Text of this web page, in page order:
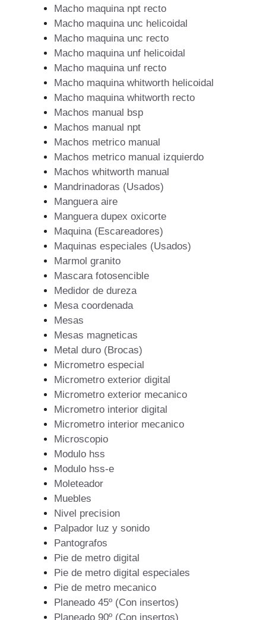
Macho maquina npt recto
Macho maquina unc helicoidal
Macho maquina unc recto
Macho maquina unf helicoidal
Macho maquina unf recto
Macho maquina whitworth helicoidal
Macho maquina whitworth recto
Machos manual bsp
Machos manual npt
Machos metrico manual
Machos metrico manual izquierdo
Machos whitworth manual
Mandrinadoras (Usados)
Manguera aire
Manguera dupex oxicorte
Maquina (Escareadores)
Maquinas especiales (Usados)
Marmol granito
Mascara fotosencible
Medidor de dureza
Mesa coordenada
Mesas
Mesas magneticas
Metal duro (Brocas)
Micrometro especial
Micrometro exterior digital
Micrometro exterior mecanico
Micrometro interior digital
Micrometro interior mecanico
Microscopio
Modulo hss
Modulo hss-e
Moleteador
Muebles
Nivel precision
Palpador luz y sonido
Pantografos
Pie de metro digital
Pie de metro digital especiales
Pie de metro mecanico
Planeado 45º (Con insertos)
Planeado 90º (Con insertos)